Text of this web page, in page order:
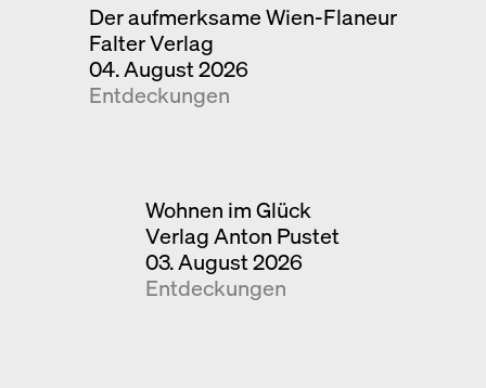
Der aufmerksame Wien-Flaneur
Falter Verlag
04. August 2026
Entdeckungen
Wohnen im Glück
Verlag Anton Pustet
03. August 2026
Entdeckungen